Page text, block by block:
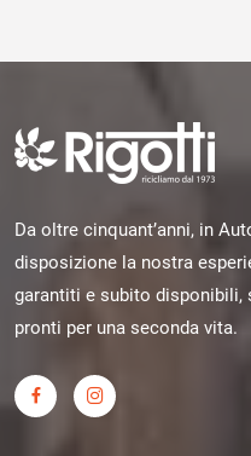
Da oltre cinquant’anni, in
disposizione la nostra
garantiti e subito
pronti per una seconda vita.